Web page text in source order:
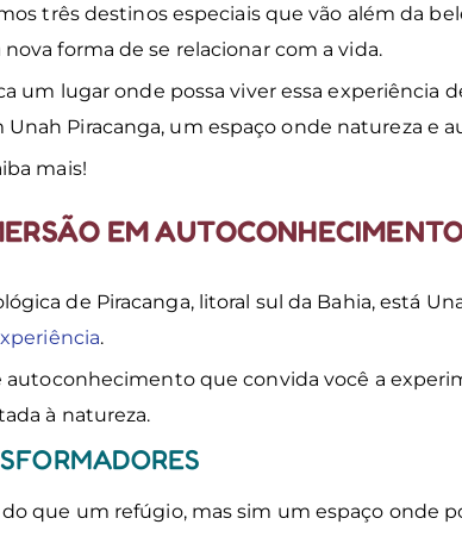
três destinos especiais que vão além da
forma de se relacionar com a vida.
um lugar onde possa viver essa experiência
Piracanga, um espaço onde natureza e
mais!
EM
de Piracanga, litoral sul da Bahia, está
.
que convida você a
à natureza.
que um refúgio, mas sim um espaço onde